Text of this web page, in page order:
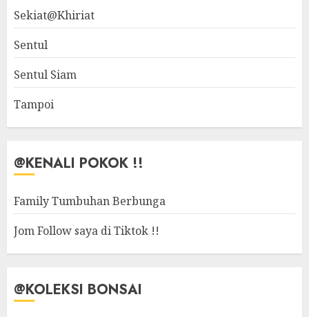
Sekiat@Khiriat
Sentul
Sentul Siam
Tampoi
@KENALI POKOK !!
Family Tumbuhan Berbunga
Jom Follow saya di Tiktok !!
@KOLEKSI BONSAI